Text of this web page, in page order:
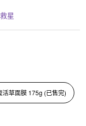
星
活草面膜 175g (已售完)